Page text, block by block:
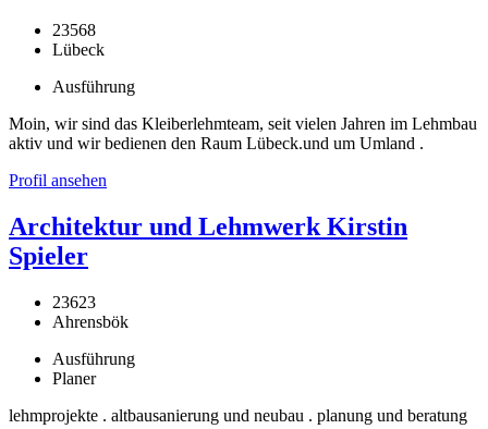
23568
Lübeck
Ausführung
Moin, wir sind das Kleiberlehmteam, seit vielen Jahren im Lehmbau
aktiv und wir bedienen den Raum Lübeck.und um Umland .
Profil ansehen
Architektur und Lehmwerk Kirstin
Spieler
23623
Ahrensbök
Ausführung
Planer
lehmprojekte . altbausanierung und neubau . planung und beratung